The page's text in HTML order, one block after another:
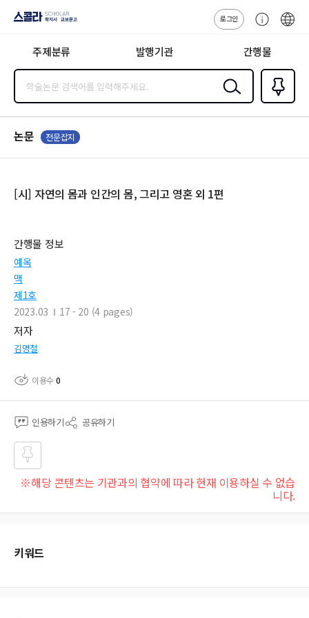
지사·교보문고
로그인
센
주제분류 발행기관 간행물
검색
즐겨찾
기0
논문 전문잡지
[시] 자연의 몸과 인간의 몸, 그리고 영혼 외 1편
간행물 정보
예옥
맥
제1호
2023.03
17 - 20 (4 pages)
저자
김명철
이용수0
인용하기 공유하기
즐겨
찾기
※해당 콘텐츠는 기관과의 협약에 따라 현재 이용하실 수 없습
니다.
키워드